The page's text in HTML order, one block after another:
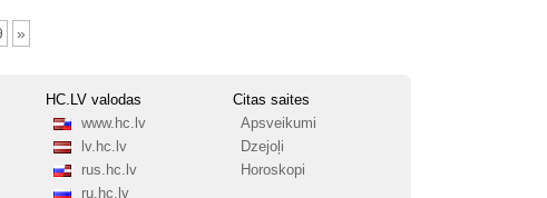
»
HC.LV valodas
www.hc.lv
lv.hc.lv
rus.hc.lv
ru.hc.lv
Citas saites
Apsveikumi
Dzejoļi
Horoskopi